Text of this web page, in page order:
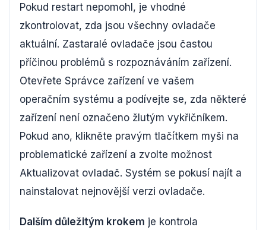
Pokud restart nepomohl, je vhodné
zkontrolovat, zda jsou všechny ovladače
aktuální. Zastaralé ovladače jsou častou
příčinou problémů s rozpoznáváním zařízení.
Otevřete Správce zařízení ve vašem
operačním systému a podívejte se, zda některé
zařízení není označeno žlutým vykřičníkem.
Pokud ano, klikněte pravým tlačítkem myši na
problematické zařízení a zvolte možnost
Aktualizovat ovladač. Systém se pokusí najít a
nainstalovat nejnovější verzi ovladače.
Dalším důležitým krokem je kontrola